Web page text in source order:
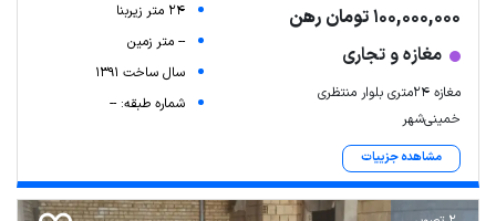
100,000,000 تومان رهن
مغازه و تجاری
مغازه ۲۴متری بلوار منتظری
خمینی‌شهر
مشاهده جزییات
24 متر زیربنا
-- متر زمین
سال ساخت 1391
شماره طبقه: --